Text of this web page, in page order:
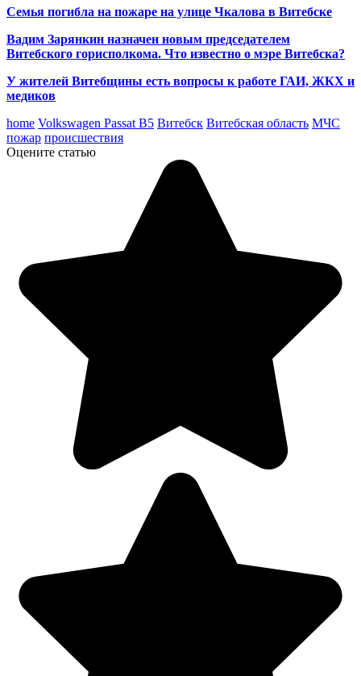
Семья погибла на пожаре на улице Чкалова в Витебске
Вадим Зарянкин назначен новым председателем
Витебского горисполкома. Что известно о мэре Витебска?
У жителей Витебщины есть вопросы к работе ГАИ, ЖКХ и
медиков
home Volkswagen Passat B5 Витебск Витебская область МЧС
пожар происшествия
Оцените статью